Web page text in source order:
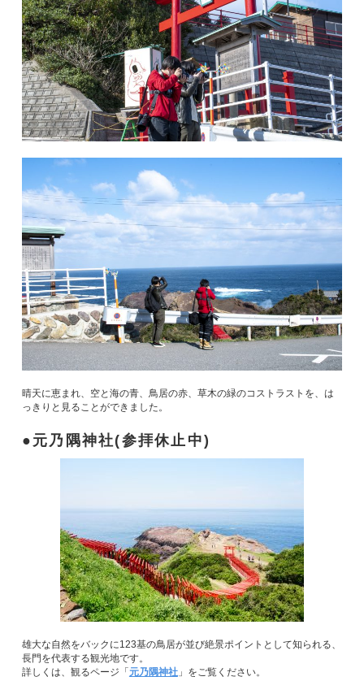
晴天に恵まれ、空と海の青、鳥居の赤、草木の緑のコストラストを、は
っきりと見ることができました。
元乃隅神社(参拝休止中)
雄大な自然をバックに123基の鳥居が並び絶景ポイントとして知られる、
長門を代表する観光地です。
詳しくは、観るページ「 元乃隅神社」をご覧ください。